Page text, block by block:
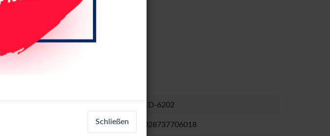
LCD-6202
1028737706018
Schließen